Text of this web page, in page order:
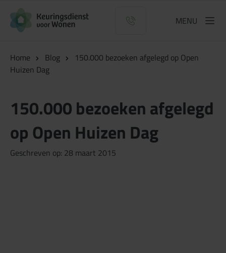
Logo Keuringsdienst voor Wonen
MENU
Home Blog
150.000 bezoeken afgelegd op Open
Huizen Dag
150.000 bezoeken afgelegd
op Open Huizen Dag
Geschreven op: 28 maart 2015